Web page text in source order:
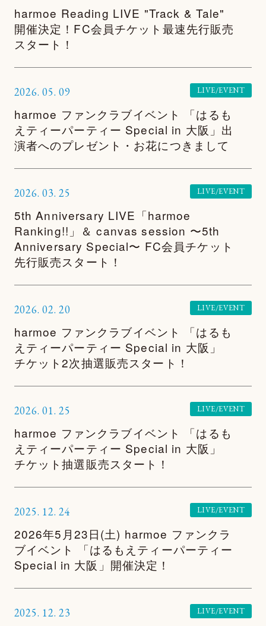
SPECIAL
harmoe Reading LIVE "Track & Tale"
開催決定！FC会員チケット最速先行販売
スタート！
2026. 05. 09 LIVE/EVENT
harmoe ファンクラブイベント 「はるも
えティーパーティー Special in 大阪」出
演者へのプレゼント・お花につきまして
2026. 03. 25 LIVE/EVENT
5th Anniversary LIVE「harmoe
Ranking!!」＆ canvas session 〜5th
Anniversary Special〜 FC会員チケット
先行販売スタート！
2026. 02. 20 LIVE/EVENT
harmoe ファンクラブイベント 「はるも
えティーパーティー Special in 大阪」
チケット2次抽選販売スタート！
2026. 01. 25 LIVE/EVENT
harmoe ファンクラブイベント 「はるも
えティーパーティー Special in 大阪」
チケット抽選販売スタート！
2025. 12. 24 LIVE/EVENT
2026年5月23日(土) harmoe ファンクラ
ブイベント 「はるもえティーパーティー
Special in 大阪」開催決定！
2025. 12. 23 LIVE/EVENT